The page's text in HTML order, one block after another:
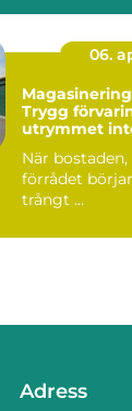
06.
Trygg
utrymmet
När
förrådet
trångt ...
Adress